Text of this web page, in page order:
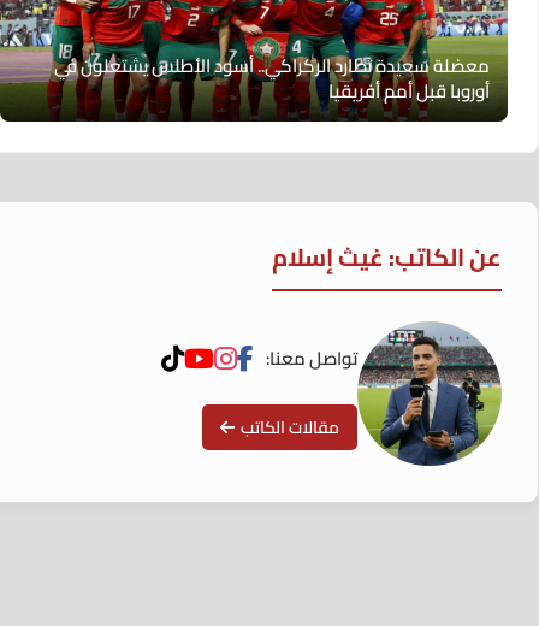
معضلة سعيدة تطارد الركراكي.. أسود الأطلس يشتعلون في
أوروبا قبل أمم أفريقيا
عن الكاتب: غيث إسلام
تواصل معنا:
مقالات الكاتب